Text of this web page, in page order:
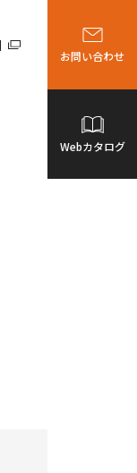
お問い合わせ
Webカタログ